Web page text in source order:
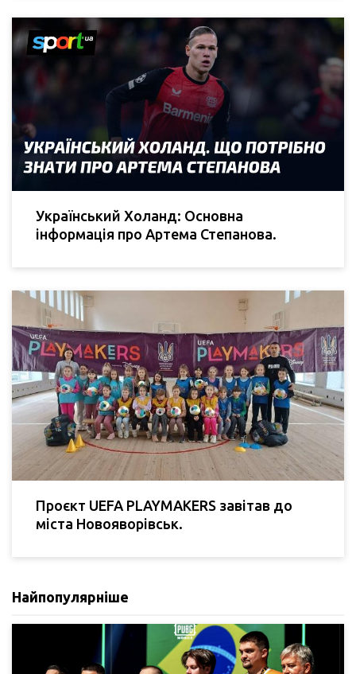
Український Холанд: Основна
інформація про Артема Степанова.
Проєкт UEFA PLAYMAKERS завітав до
міста Новояворівськ.
Найпопулярніше